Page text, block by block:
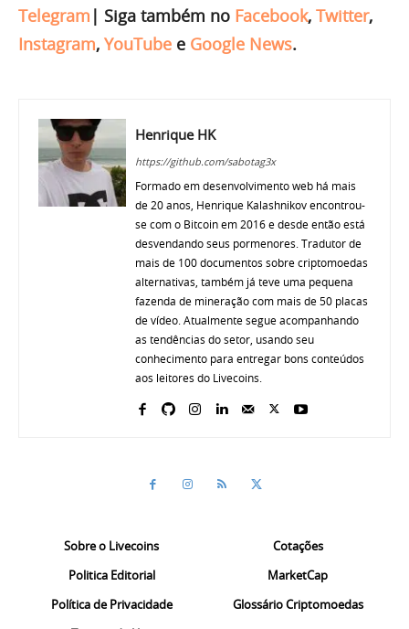
Telegram | Siga também no Facebook, Twitter,
Instagram, YouTube e Google News.
Henrique HK
https://github.com/sabotag3x
Formado em desenvolvimento web há mais
de 20 anos, Henrique Kalashnikov encontrou-
se com o Bitcoin em 2016 e desde então está
desvendando seus pormenores. Tradutor de
mais de 100 documentos sobre criptomoedas
alternativas, também já teve uma pequena
fazenda de mineração com mais de 50 placas
de vídeo. Atualmente segue acompanhando
as tendências do setor, usando seu
conhecimento para entregar bons conteúdos
aos leitores do Livecoins.
Sobre o Livecoins
Politica Editorial
Política de Privacidade
Cotações
MarketCap
Glossário Criptomoedas